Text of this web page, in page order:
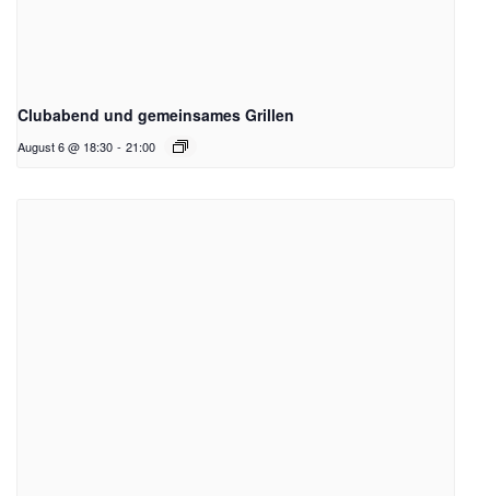
Clubabend und gemeinsames Grillen
August 6 @ 18:30 - 21:00